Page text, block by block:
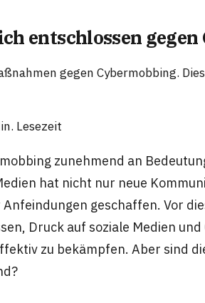
entschlossen
gegen Cybermobbing.
Lesezeit
zunehmend an
hat nicht nur neue
geschaffen. Vor
Druck auf soziale Medien
zu bekämpfen. Aber sind